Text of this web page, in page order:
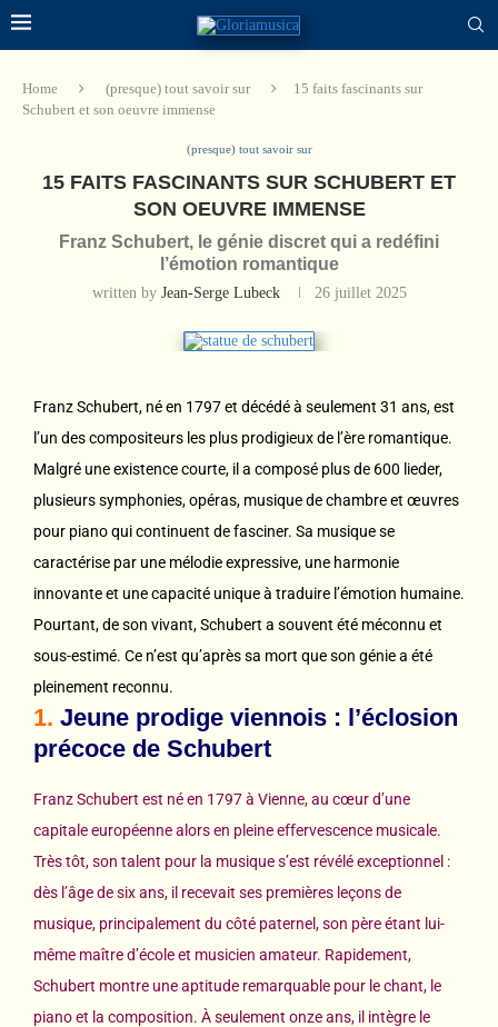
Home (presque) tout savoir sur
15 faits fascinants sur
Schubert et son oeuvre immense
(presque) tout savoir sur
15 FAITS FASCINANTS SUR SCHUBERT ET
SON OEUVRE IMMENSE
Franz Schubert, le génie discret qui a redéfini
l’émotion romantique
written by Jean-Serge Lubeck 26 juillet 2025
Franz Schubert, né en 1797 et décédé à seulement 31 ans, est
l’un des compositeurs les plus prodigieux de l’ère romantique.
Malgré une existence courte, il a composé plus de 600 lieder,
plusieurs symphonies, opéras, musique de chambre et œuvres
pour piano qui continuent de fasciner. Sa musique se
caractérise par une mélodie expressive, une harmonie
innovante et une capacité unique à traduire l’émotion humaine.
Pourtant, de son vivant, Schubert a souvent été méconnu et
sous-estimé. Ce n’est qu’après sa mort que son génie a été
pleinement reconnu.
1. Jeune prodige viennois : l’éclosion
précoce de Schubert
Franz Schubert est né en 1797 à Vienne, au cœur d’une
capitale européenne alors en pleine effervescence musicale.
Très tôt, son talent pour la musique s’est révélé exceptionnel :
dès l’âge de six ans, il recevait ses premières leçons de
musique, principalement du côté paternel, son père étant lui-
même maître d’école et musicien amateur. Rapidement,
Schubert montre une aptitude remarquable pour le chant, le
piano et la composition. À seulement onze ans, il intègre le